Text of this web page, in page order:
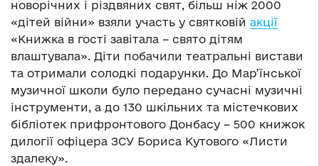
новорічних і різдвяних свят, більш ніж 2000
«дітей війни» взяли участь у святковій акції
«Книжка в гості завітала – свято дітям
влаштувала». Діти побачили театральні вистави
та отримали солодкі подарунки. До Мар’їнської
музичної школи було передано сучасні музичні
інструменти, а до 130 шкільних та містечкових
бібліотек прифронтового Донбасу – 500 книжок
дилогії офіцера ЗСУ Бориса Кутового «Листи
здалеку».